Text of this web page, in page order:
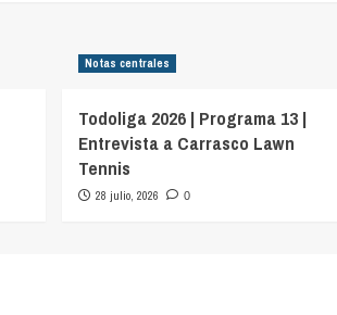
Notas centrales
Todoliga 2026 | Programa 13 |
Entrevista a Carrasco Lawn
Tennis
28 julio, 2026 0